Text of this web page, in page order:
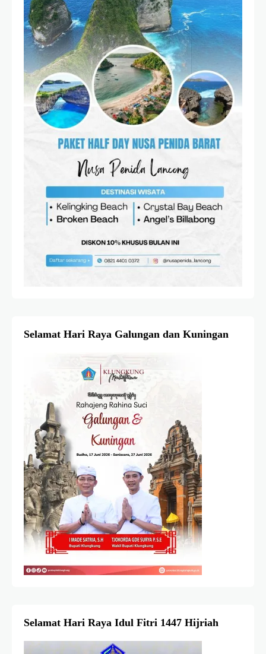
Selamat Hari Raya Galungan dan Kuningan
Selamat Hari Raya Idul Fitri 1447 Hijriah